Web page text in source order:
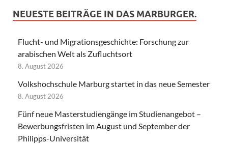
NEUESTE BEITRÄGE IN DAS MARBURGER.
Flucht- und Migrationsgeschichte: Forschung zur
arabischen Welt als Zufluchtsort
8. August 2026
Volkshochschule Marburg startet in das neue Semester
8. August 2026
Fünf neue Masterstudiengänge im Studienangebot –
Bewerbungsfristen im August und September der
Philipps-Universität